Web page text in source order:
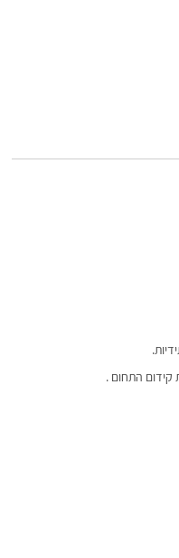
קידום התחום .